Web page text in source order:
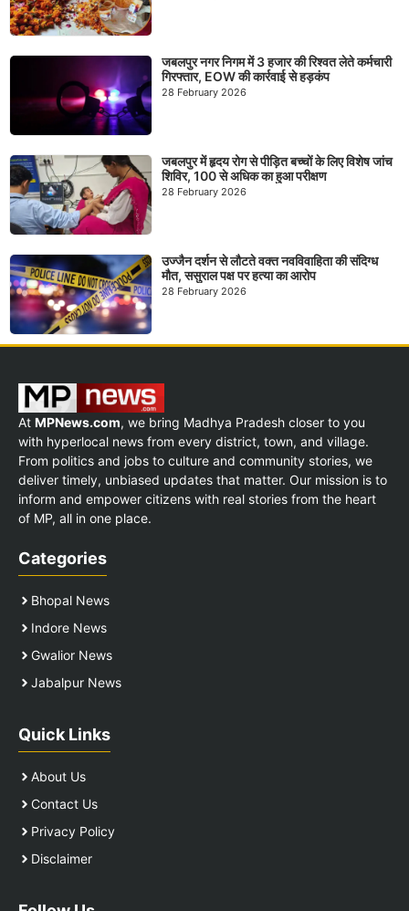
जबलपुर नगर निगम में 3 हजार की रिश्वत लेते कर्मचारी
गिरफ्तार, EOW की कार्रवाई से हड़कंप
28 February 2026
जबलपुर में हृदय रोग से पीड़ित बच्चों के लिए विशेष जांच
शिविर, 100 से अधिक का हुआ परीक्षण
28 February 2026
उज्जैन दर्शन से लौटते वक्त नवविवाहिता की संदिग्ध
मौत, ससुराल पक्ष पर हत्या का आरोप
28 February 2026
At MPNews.com, we bring Madhya Pradesh closer to you
with hyperlocal news from every district, town, and village.
From politics and jobs to culture and community stories, we
deliver timely, unbiased updates that matter. Our mission is to
inform and empower citizens with real stories from the heart
of MP, all in one place.
Categories
Bhopal News
Indore News
Gwalior News
Jabalpur News
Quick Links
About Us
Contact Us
Privacy Policy
Disclaimer